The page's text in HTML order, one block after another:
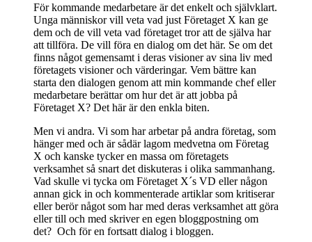
För kommande medarbetare är det enkelt och självklart.
Unga människor vill veta vad just Företaget X kan ge
dem och de vill veta vad företaget tror att de själva har
att tillföra. De vill föra en dialog om det här. Se om det
finns något gemensamt i deras visioner av sina liv med
företagets visioner och värderingar. Vem bättre kan
starta den dialogen genom att min kommande chef eller
medarbetare berättar om hur det är att jobba på
Företaget X? Det här är den enkla biten.
Men vi andra. Vi som har arbetar på andra företag, som
hänger med och är sådär lagom medvetna om Företag
X och kanske tycker en massa om företagets
verksamhet så snart det diskuteras i olika sammanhang.
Vad skulle vi tycka om Företaget X´s VD eller någon
annan gick in och kommenterade artiklar som kritiserar
eller berör något som har med deras verksamhet att göra
eller till och med skriver en egen bloggpostning om
det? Och för en fortsatt dialog i bloggen.